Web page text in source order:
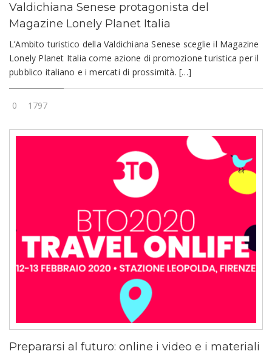
Valdichiana Senese protagonista del
Magazine Lonely Planet Italia
L’Ambito turistico della Valdichiana Senese sceglie il Magazine
Lonely Planet Italia come azione di promozione turistica per il
pubblico italiano e i mercati di prossimità. […]
0 1797
Prepararsi al futuro: online i video e i materiali